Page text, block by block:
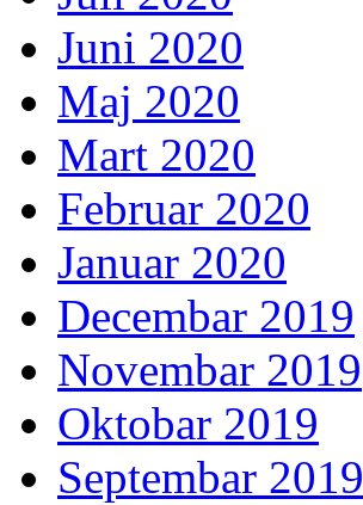
Juni 2020
Maj 2020
Mart 2020
Februar 2020
Januar 2020
Decembar 2019
Novembar 2019
Oktobar 2019
Septembar 2019